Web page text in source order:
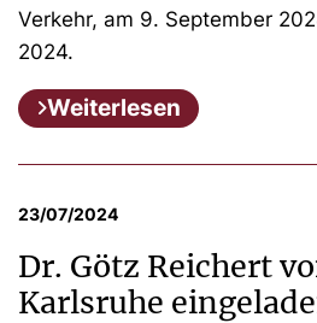
Verkehr, am 9. September
2024.
Weiterlesen
23/07/2024
Dr. Götz Reichert
Karlsruhe